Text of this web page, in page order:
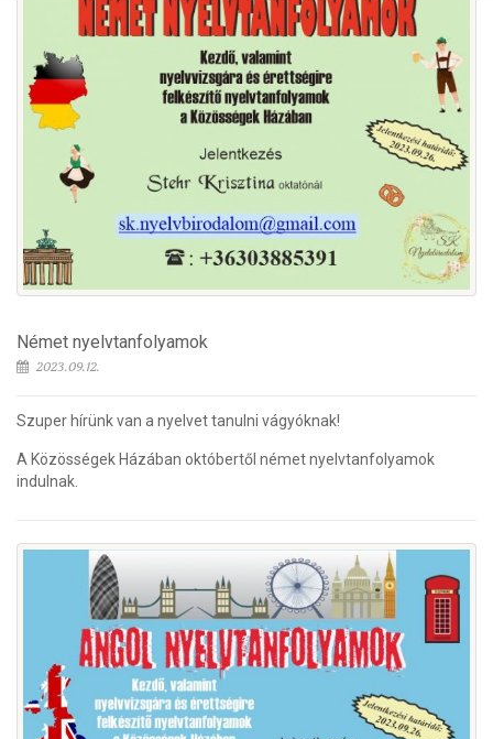
Német nyelvtanfolyamok
2023.09.12.
Szuper hírünk van a nyelvet tanulni vágyóknak!
A Közösségek Házában októbertől német nyelvtanfolyamok
indulnak.